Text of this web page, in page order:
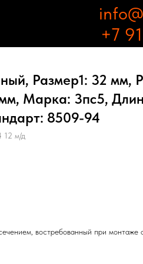
+7
Размер1: 32 мм,
Марка: 3пс5,
8509-94
12 м/д
востребованный при монтаже